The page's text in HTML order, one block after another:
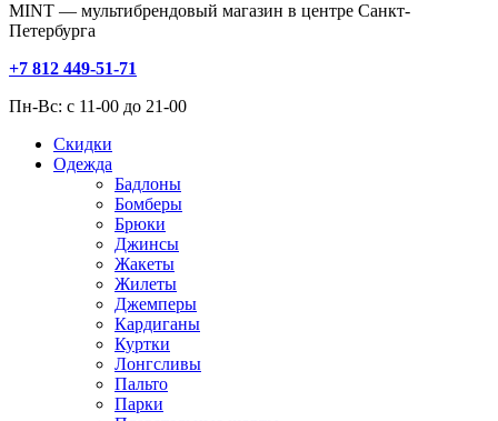
MINT — мультибрендовый магазин в центре Санкт-
Петербурга
+7 812 449-51-71
Пн-Вс: с 11-00 до 21-00
Скидки
Одежда
Бадлоны
Бомберы
Брюки
Джинсы
Жакеты
Жилеты
Джемперы
Кардиганы
Куртки
Лонгсливы
Пальто
Парки